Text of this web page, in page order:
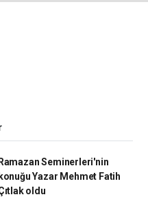
Ramazan Seminerleri'nin
konuğu Yazar Mehmet Fatih
oldu